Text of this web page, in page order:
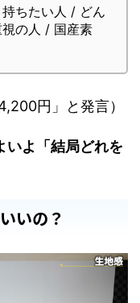
ちたい人 / どん
の人 / 国産素
円」と発言）
いよ「結局どれを
いの？